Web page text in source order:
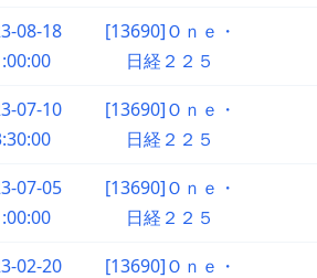
08-18
[13690]Ｏｎｅ・
日経２２５
07-10
[13690]Ｏｎｅ・
日経２２５
07-05
[13690]Ｏｎｅ・
日経２２５
02-20
[13690]Ｏｎｅ・